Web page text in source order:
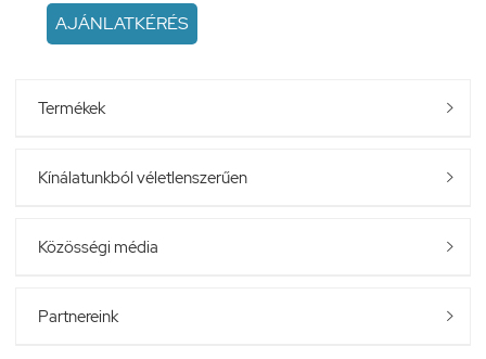
AJÁNLATKÉRÉS
Termékek 
Kínálatunkból véletlenszerűen 
Közösségi média 
Partnereink 